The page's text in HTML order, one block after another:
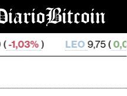
LEO9,75 ( 0,04%)